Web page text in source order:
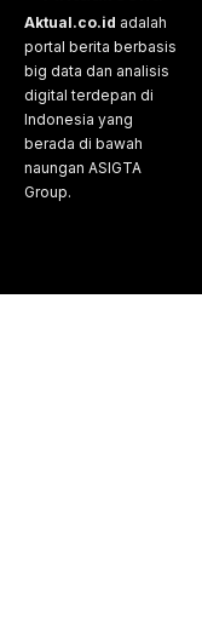
Aktual.co.id adalah
portal berita berbasis
big data dan analisis
digital terdepan di
Indonesia yang
berada di bawah
naungan ASIGTA
Group.